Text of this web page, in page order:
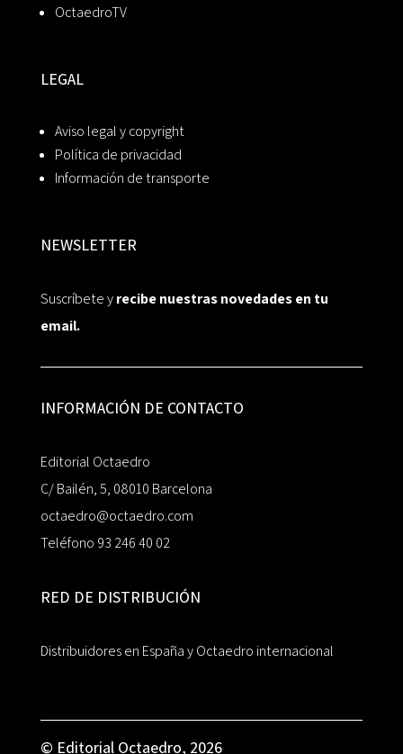
OctaedroTV
LEGAL
Aviso legal y copyright
Política de privacidad
Información de transporte
NEWSLETTER
Suscríbete yrecibe nuestras novedades en tu
email.
INFORMACIÓN DE CONTACTO
Editorial Octaedro
C/ Bailén, 5, 08010 Barcelona
octaedro@octaedro.com
Teléfono 93 246 40 02
RED DE DISTRIBUCIÓN
Distribuidores en España y Octaedro internacional
© Editorial Octaedro, 2026